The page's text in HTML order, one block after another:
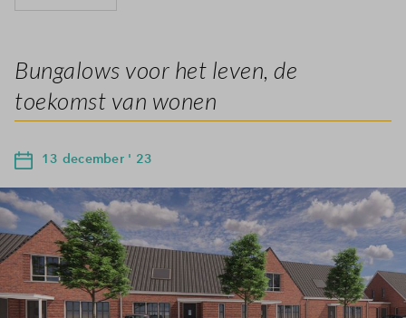
Bungalows voor het leven, de
toekomst van wonen
13 december ' 23